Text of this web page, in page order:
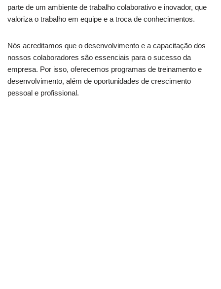
parte de um ambiente de trabalho colaborativo e inovador, que
valoriza o trabalho em equipe e a troca de conhecimentos.
Nós acreditamos que o desenvolvimento e a capacitação dos
nossos colaboradores são essenciais para o sucesso da
empresa. Por isso, oferecemos programas de treinamento e
desenvolvimento, além de oportunidades de crescimento
pessoal e profissional.